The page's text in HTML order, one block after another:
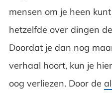
mensen om je heen
hetzelfde over dingen
Doordat je dan nog
verhaal hoort, kun je
oog verliezen. Door de